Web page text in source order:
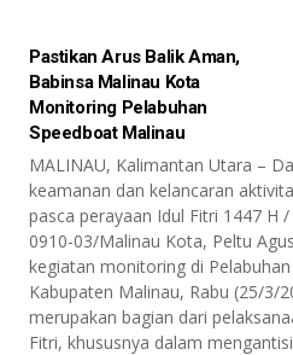
Pastikan Arus Balik Aman,
Babinsa Malinau Kota
Monitoring Pelabuhan
Speedboat Malinau
MALINAU, Kalimantan Utara –
keamanan dan kelancaran
pasca perayaan Idul Fitri 1447 H
0910-03/Malinau Kota, Peltu
kegiatan monitoring di
Kabupaten Malinau, Rabu (25/3/
merupakan bagian dari
Fitri, khususnya dalam